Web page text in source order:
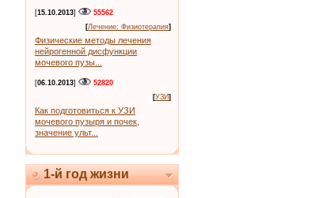
[15.10.2013]
55562
[Лечение: Физиотерапия]
Физические методы лечения
нейрогенной дисфункции
мочевого пузы...
[06.10.2013]
52820
[УЗИ]
Как подготовиться к УЗИ
мочевого пузыря и почек,
значение ульт...
1-й год жизни